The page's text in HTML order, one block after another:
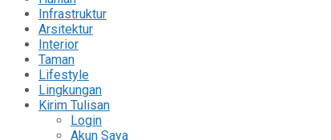
Infrastruktur
Arsitektur
Interior
Taman
Lifestyle
Lingkungan
Kirim Tulisan
Login
Akun Saya